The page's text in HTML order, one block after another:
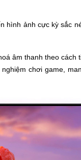
hình ảnh cực kỳ sắc
âm thanh theo cách
chơi game,